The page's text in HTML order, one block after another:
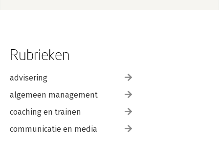
Rubrieken
advisering
algemeen management
coaching en trainen
communicatie en media